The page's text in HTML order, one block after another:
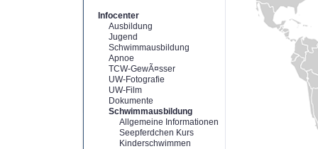
Infocenter
Ausbildung
Jugend
Schwimmausbildung
Apnoe
TCW-GewÃ¤sser
UW-Fotografie
UW-Film
Dokumente
Schwimmausbildung
Allgemeine Informationen
Seepferdchen Kurs
Kinderschwimmen